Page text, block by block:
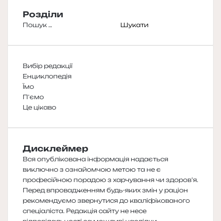
Розділи
Пошук:
Вибір редакції
Енциклопедія
Їмо
П'ємо
Це цікаво
Дисклеймер
Вся опублікована інформація надається
виключно з ознайомчою метою та не є
професійною порадою з харчування чи здоров’я.
Перед впровадженням будь-яких змін у раціон
рекомендуємо звернутися до кваліфікованого
спеціаліста. Редакція сайту не несе